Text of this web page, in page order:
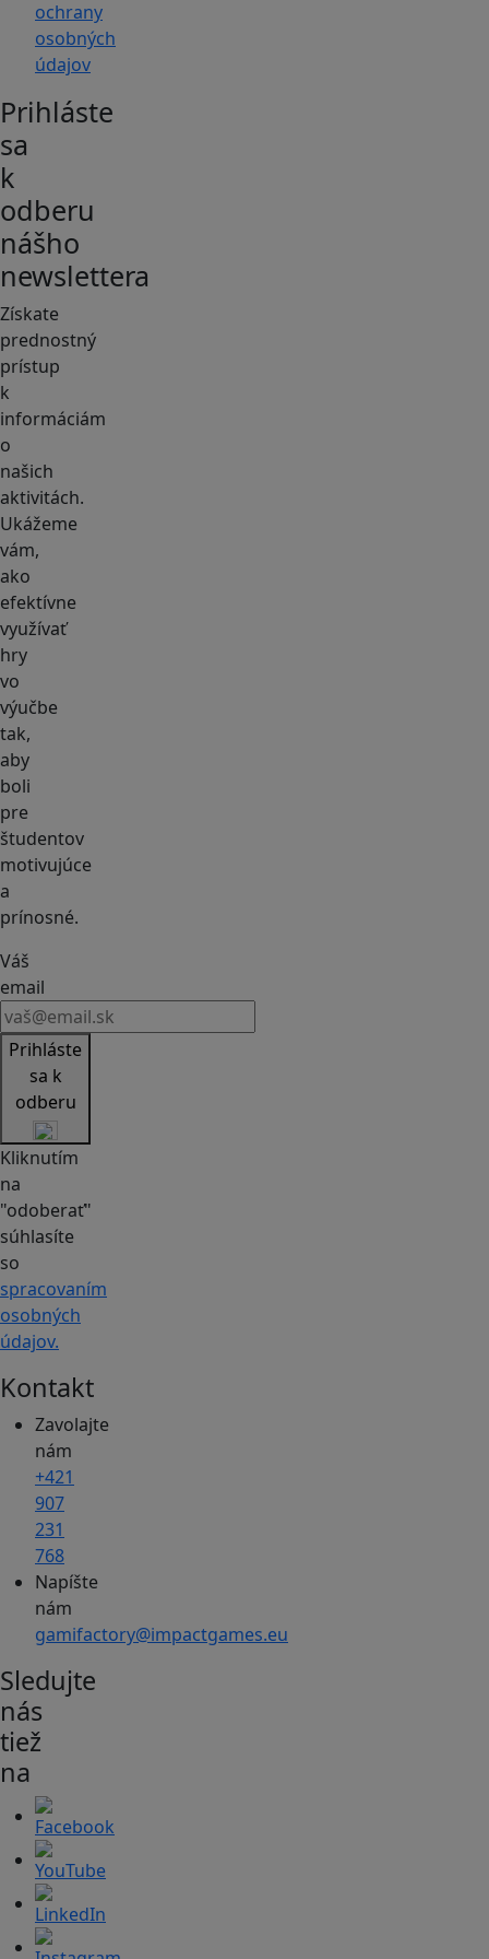
ochrany
osobných
údajov
Prihláste
sa
k
odberu
nášho
newslettera
Získate
prednostný
prístup
k
informáciám
o
našich
aktivitách.
Ukážeme
vám,
ako
efektívne
využívať
hry
vo
výučbe
tak,
aby
boli
pre
študentov
motivujúce
a
prínosné.
Váš
email
Prihláste
sa k
odberu
Kliknutím
na
"odoberať"
súhlasíte
so
spracovaním
osobných
údajov.
Kontakt
Zavolajte
nám
+421
907
231
768
Napíšte
nám
gamifactory@impactgames.eu
Sledujte
nás
tiež
na